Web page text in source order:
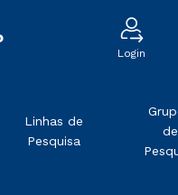
Login
Linhas de
Pesquisa
de